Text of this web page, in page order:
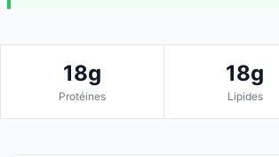
18g
Protéines
18g
Lipides